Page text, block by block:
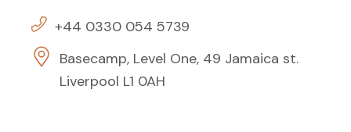
+44 0330 054 5739
Basecamp, Level One, 49 Jamaica st.
Liverpool L1 0AH